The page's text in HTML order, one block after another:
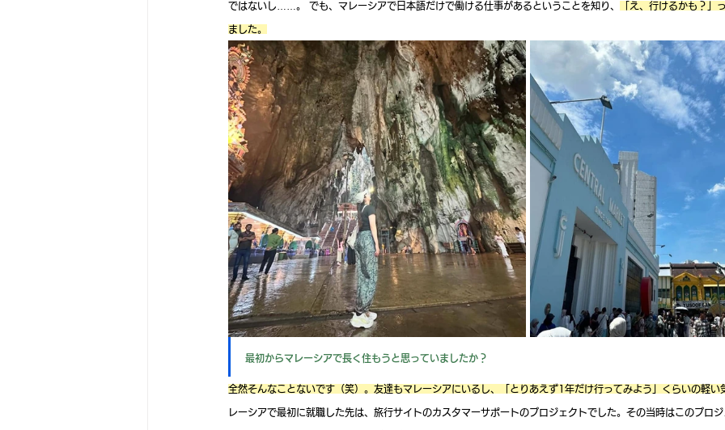
ではないし……。 でも、マレーシアで日本語だけで働ける仕事があるということを知り、 「え、行けるかも？」
ました。
最初からマレーシアで長く住もうと思っていましたか？
全然そんなことないです（笑）。友達もマレーシアにいるし、「とりあえず1年だけ行ってみよう」くらいの軽い
レーシアで最初に就職した先は、旅行サイトのカスタマーサポートのプロジェクトでした。その当時はこのプロ